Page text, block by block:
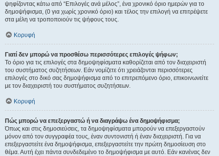
ψηφίζοντας κάτω από “Επιλογές ανά μέλος”, ένα χρονικό όριο ημερών για το
δημοψήφισμα, (0 για χωρίς χρονικό όριο) και τέλος την επιλογή να επιτρέψετε
στα μέλη να τροποποιούν τις ψήφους τους.
Κορυφή
Γιατί δεν μπορώ να προσθέσω περισσότερες επιλογές ψήφων;
Το όριο για τις επιλογές στα δημοψηφίσματα καθορίζεται από τον διαχειριστή
του συστήματος συζητήσεων. Εάν νομίζετε ότι χρειάζονται περισσότερες
επιλογές στο δικό σας δημοψήφισμα από το επιτρεπόμενο όριο, επικοινωνείτε
με τον διαχειριστή του συστήματος συζητήσεων.
Κορυφή
Πώς μπορώ να επεξεργαστώ ή να διαγράψω ένα δημοψήφισμα;
Όπως και στις δημοσιεύσεις, τα δημοψηφίσματα μπορούν να επεξεργαστούν
μόνον από τον συγγραφέα τους, έναν συντονιστή ή έναν διαχειριστή. Για να
επεξεργαστείτε ένα δημοψήφισμα, επεξεργαστείτε την πρώτη δημοσίευση στο
θέμα. Αυτή έχει πάντα συνδεδεμένο το δημοψήφισμα με αυτό. Εάν κανένας δεν